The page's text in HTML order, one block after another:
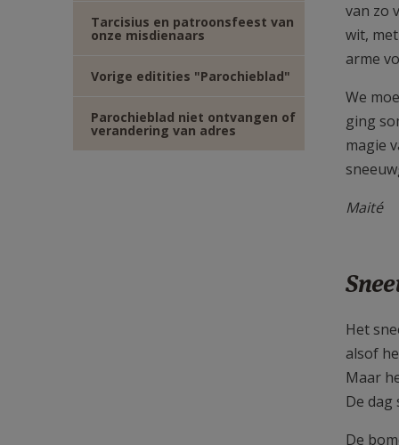
Tarcisius en patroonsfeest van
onze misdienaars
Vorige editities "Parochieblad"
Parochieblad niet ontvangen of
verandering van adres
van zo
wit,
arme
We
ging
magie
Maité
Het
alsof
Maar
De
De